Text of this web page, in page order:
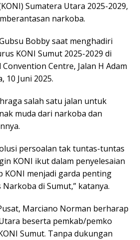
Sumatera Utara 2025-2029,
narkoba.
Bobby saat menghadiri
KONI Sumut 2025-2029 di
Centre, Jalan H Adam
10 Juni 2025.
salah satu jalan untuk
muda dari narkoba dan
persoalan tak tuntas-tuntas
KONI ikut dalam penyelesaian
KONI menjadi garda penting
di Sumut,” katanya.
Marciano Norman berharap
beserta pemkab/pemko
Sumut. Tanpa dukungan